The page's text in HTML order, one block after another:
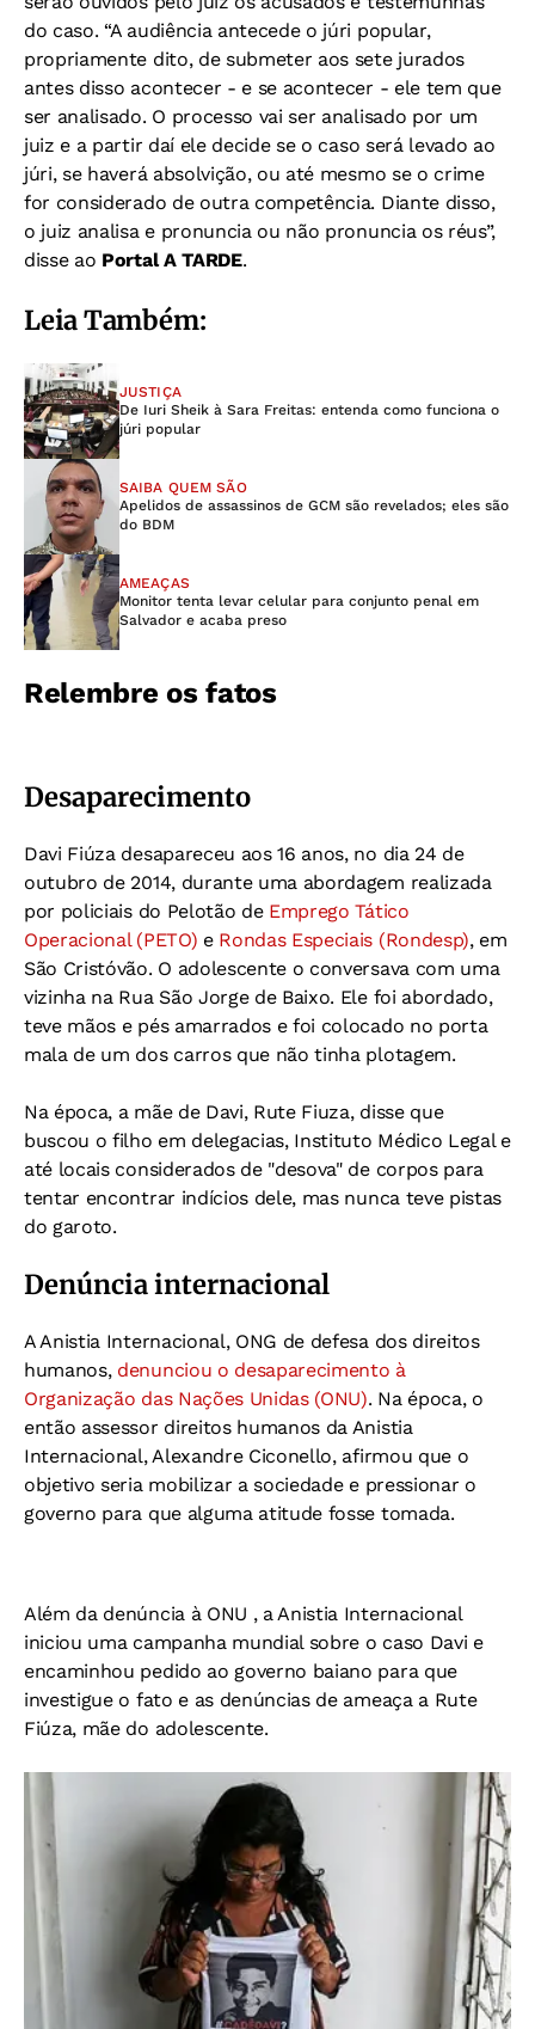
do caso. “A audiência antecede o júri popular,
propriamente dito, de submeter aos sete jurados
antes disso acontecer - e se acontecer - ele tem que
ser analisado. O processo vai ser analisado por um
juiz e a partir daí ele decide se o caso será levado ao
júri, se haverá absolvição, ou até mesmo se o crime
for considerado de outra competência. Diante disso,
o juiz analisa e pronuncia ou não pronuncia os réus”,
disse ao Portal A TARDE.
Leia Também:
JUSTIÇA
De Iuri Sheik à Sara Freitas: entenda como funciona o
júri popular
SAIBA QUEM SÃO
Apelidos de assassinos de GCM são revelados; eles são
do BDM
AMEAÇAS
Monitor tenta levar celular para conjunto penal em
Salvador e acaba preso
Relembre os fatos
Desaparecimento
Davi Fiúza desapareceu aos 16 anos, no dia 24 de
outubro de 2014, durante uma abordagem realizada
por policiais do Pelotão de Emprego Tático
Operacional (PETO) e Rondas Especiais (Rondesp), em
São Cristóvão. O adolescente o conversava com uma
vizinha na Rua São Jorge de Baixo. Ele foi abordado,
teve mãos e pés amarrados e foi colocado no porta
mala de um dos carros que não tinha plotagem.
Na época, a mãe de Davi, Rute Fiuza, disse que
buscou o filho em delegacias, Instituto Médico Legal e
até locais considerados de "desova" de corpos para
tentar encontrar indícios dele, mas nunca teve pistas
do garoto.
Denúncia internacional
A Anistia Internacional, ONG de defesa dos direitos
humanos, denunciou o desaparecimento à
Organização das Nações Unidas (ONU). Na época, o
então assessor direitos humanos da Anistia
Internacional, Alexandre Ciconello, afirmou que o
objetivo seria mobilizar a sociedade e pressionar o
governo para que alguma atitude fosse tomada.
Além da denúncia à ONU , a Anistia Internacional
iniciou uma campanha mundial sobre o caso Davi e
encaminhou pedido ao governo baiano para que
investigue o fato e as denúncias de ameaça a Rute
Fiúza, mãe do adolescente.